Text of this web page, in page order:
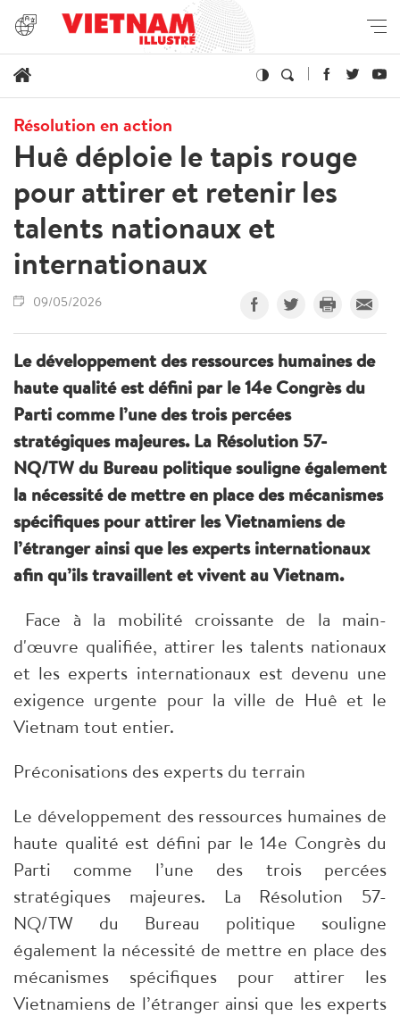
Résolution en action
Huê déploie le tapis rouge
pour attirer et retenir les
talents nationaux et
internationaux
09/05/2026
Le développement des ressources humaines de
haute qualité est défini par le 14e Congrès du
Parti comme l’une des trois percées
stratégiques majeures. La Résolution 57-
NQ/TW du Bureau politique souligne également
la nécessité de mettre en place des mécanismes
spécifiques pour attirer les Vietnamiens de
l’étranger ainsi que les experts internationaux
afin qu’ils travaillent et vivent au Vietnam.
Face à la mobilité croissante de la main-
d'œuvre qualifiée, attirer les talents nationaux
et les experts internationaux est devenu une
exigence urgente pour la ville de Huê et le
Vietnam tout entier.
Préconisations des experts du terrain
​Le développement des ressources humaines de
haute qualité est défini par le 14e Congrès du
Parti comme l’une des trois percées
stratégiques majeures. La Résolution 57-
NQ/TW du Bureau politique souligne
également la nécessité de mettre en place des
mécanismes spécifiques pour attirer les
Vietnamiens de l’étranger ainsi que les experts